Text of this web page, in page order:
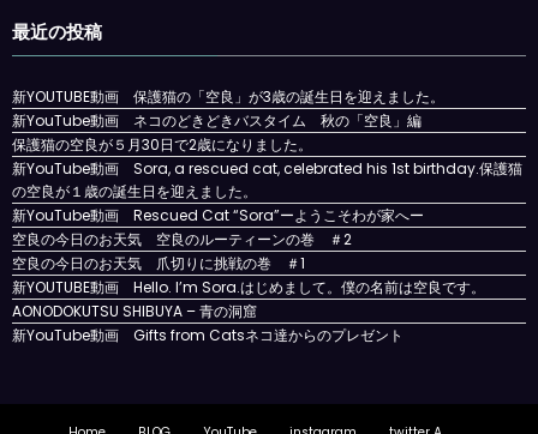
ー
ヤ
ー
最近の投稿
新YOUTUBE動画 保護猫の「空良」が3歳の誕生日を迎えました。
新YouTube動画 ネコのどきどきバスタイム 秋の「空良」編
保護猫の空良が５月30日で2歳になりました。
新YouTube動画 Sora, a rescued cat, celebrated his 1st birthday.保護猫
の空良が１歳の誕生日を迎えました。
新YouTube動画 Rescued Cat “Sora”ーようこそわが家へー
空良の今日のお天気 空良のルーティーンの巻 ＃2
空良の今日のお天気 爪切りに挑戦の巻 ＃1
新YOUTUBE動画 Hello. I’m Sora.はじめまして。僕の名前は空良です。
AONODOKUTSU SHIBUYA – 青の洞窟
新YouTube動画 Gifts from Catsネコ達からのプレゼント